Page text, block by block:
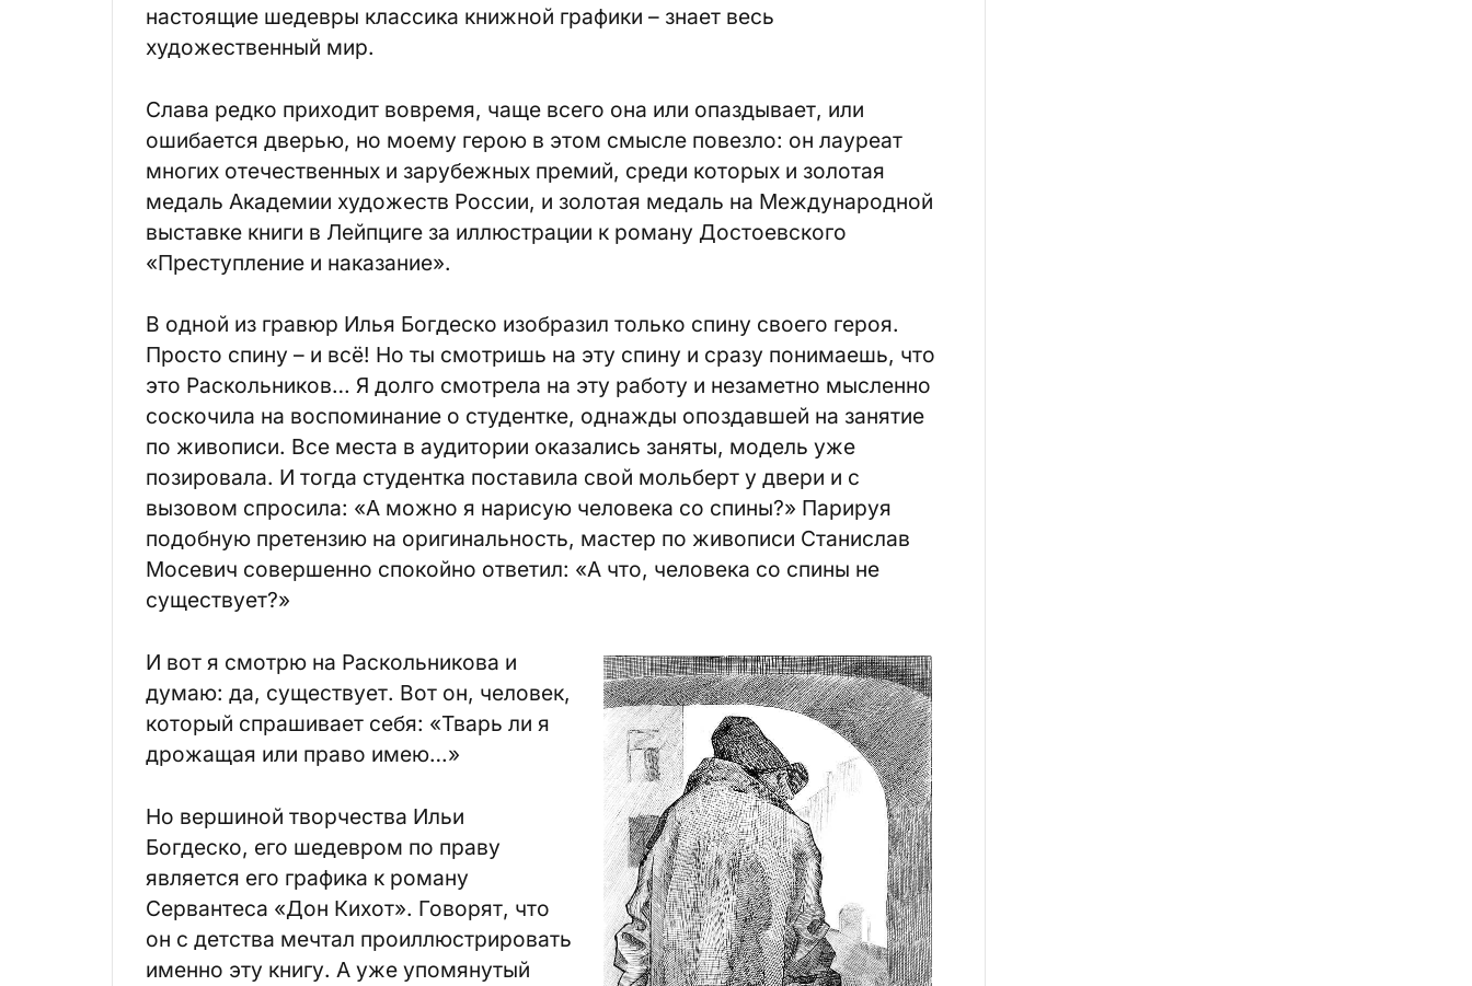
настоящие шедевры классика книжной графики – знает весь
художественный мир.
Слава редко приходит вовремя, чаще всего она или опаздывает, или
ошибается дверью, но моему герою в этом смысле повезло: он лауреат
многих отечественных и зарубежных премий, среди которых и золотая
медаль Академии художеств России, и золотая медаль на Международной
выставке книги в Лейпциге за иллюстрации к роману Достоевского
«Преступление и наказание».
В одной из гравюр Илья Богдеско изобразил только спину своего героя.
Просто спину – и всё! Но ты смотришь на эту спину и сразу понимаешь, что
это Раскольников… Я долго смотрела на эту работу и незаметно мысленно
соскочила на воспоминание о студентке, однажды опоздавшей на занятие
по живописи. Все места в аудитории оказались заняты, модель уже
позировала. И тогда студентка поставила свой мольберт у двери и с
вызовом спросила: «А можно я нарисую человека со спины?» Парируя
подобную претензию на оригинальность, мастер по живописи Станислав
Мосевич совершенно спокойно ответил: «А что, человека со спины не
существует?»
И вот я смотрю на Раскольникова и
думаю: да, существует. Вот он, человек,
который спрашивает себя: «Тварь ли я
дрожащая или право имею…»
Но вершиной творчества Ильи
Богдеско, его шедевром по праву
является его графика к роману
Сервантеса «Дон Кихот». Говорят, что
он с детства мечтал проиллюстрировать
именно эту книгу. А уже упомянутый